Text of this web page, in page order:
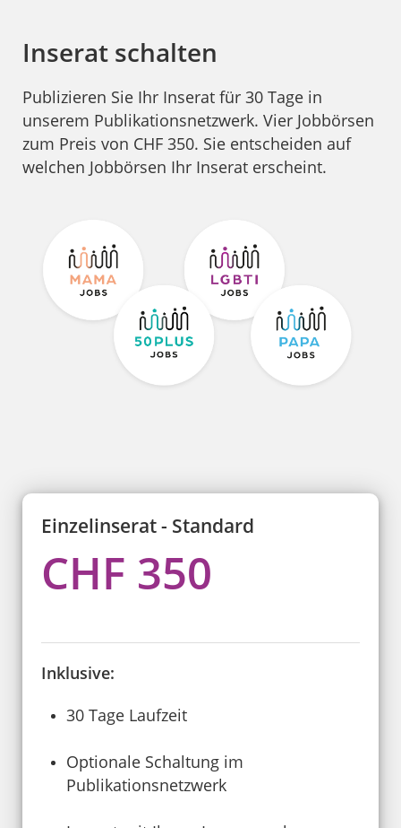
Inserat schalten
Publizieren Sie Ihr Inserat für 30 Tage in
unserem Publikationsnetzwerk. Vier Jobbörsen
zum Preis von CHF 350. Sie entscheiden auf
welchen Jobbörsen Ihr Inserat erscheint.
Einzelinserat - Standard
CHF 350
Inklusive:
30 Tage Laufzeit
Optionale Schaltung im
Publikationsnetzwerk